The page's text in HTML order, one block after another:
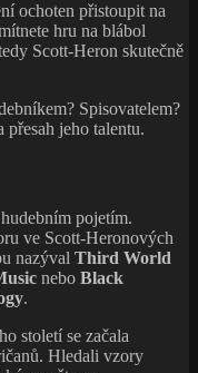
ochoten přistoupit na
hru na blábol
Scott-Heron skutečně
Spisovatelem?
jeho talentu.
pojetím.
ve Scott-Heronových
nazýval Third World
nebo Black
.
století se začala
Hledali vzory